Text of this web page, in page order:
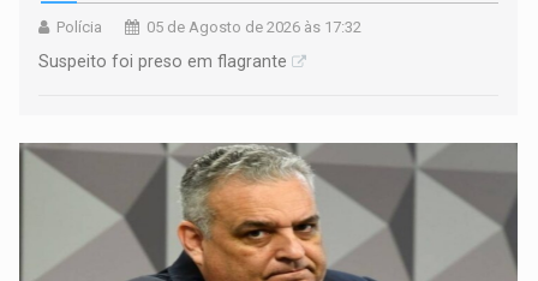
Polícia 05 de Agosto de 2026 às 17:32
Suspeito foi preso em flagrante